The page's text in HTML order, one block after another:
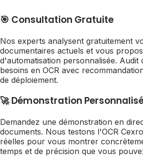
🎯 Consultation Gratuite
Nos experts analysent gratuitement
documentaires actuels et vous
d'automatisation personnalisée. Audit
besoins en OCR avec
de déploiement.
🚀 Démonstration
Demandez une démonstration en
documents. Nous testons l'OCR
réelles pour vous montrer
temps et de précision que vous